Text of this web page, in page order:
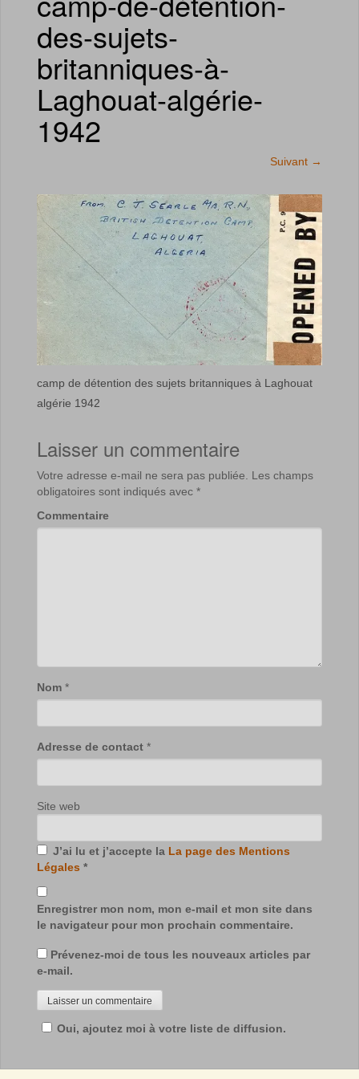
des-sujets-
britanniques-à-
Laghouat-algérie-
1942
Suivant →
camp de détention des sujets britanniques à Laghouat
algérie 1942
Laisser un commentaire
Votre adresse e-mail ne sera pas publiée.
Les champs
obligatoires sont indiqués avec *
Commentaire
Nom *
Adresse de contact *
Site web
J’ai lu et j’accepte la La page des Mentions
Légales *
Enregistrer mon nom, mon e-mail et mon site dans
le navigateur pour mon prochain commentaire.
Prévenez-moi de tous les nouveaux articles par
e-mail.
Oui, ajoutez moi à votre liste de diffusion.